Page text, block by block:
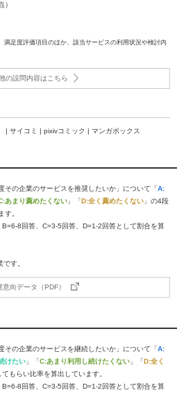
）
満足度評価項目のほか、該当サービスの利用状況や検討内
の設問内容はこちら
| サイコミ | pixivコミック | マンガボックス
その企業のサービスを推奨したいか」について「A:
あまり薦めたくない 」「D:全く薦めたくない 」の4段
す。
8回答、C=3-5回答、D=1-2回答として割合を算
す。
意向データ（PDF）
その企業のサービスを継続したいか」について「A:
けたい 」「C:あまり利用し続けたくない 」「D:全く
もらい比率を算出しています。
8回答、C=3-5回答、D=1-2回答として割合を算